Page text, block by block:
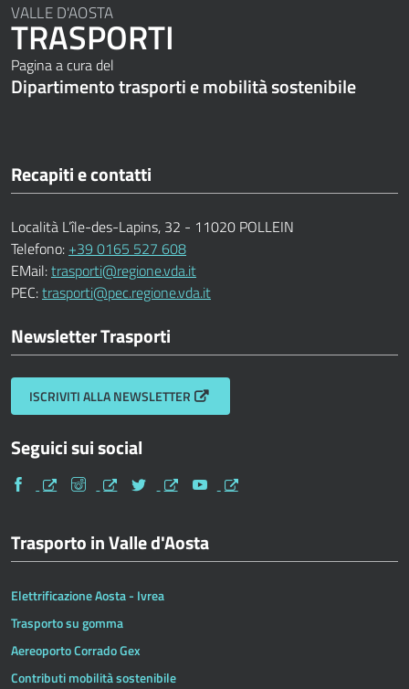
VALLE D'AOSTA
TRASPORTI
Pagina a cura del
Dipartimento trasporti e mobilità sostenibile
Recapiti e contatti
Località L’île-des-Lapins, 32 - 11020 POLLEIN
Telefono: +39 0165 527 608
EMail:trasporti@regione.vda.it
PEC:trasporti@pec.regione.vda.it
Newsletter Trasporti
ISCRIVITI ALLA NEWSLETTER
Seguici sui social
Facebook Instagram Twitter Youtube
Trasporto in Valle d'Aosta
Elettrificazione Aosta - Ivrea
Trasporto su gomma
Aereoporto Corrado Gex
Contributi mobilità sostenibile